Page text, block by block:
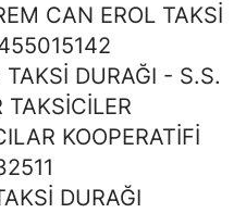
CAN EROL TAKSİ
DURAĞI - S.S.
KOOPERATİFİ
DURAĞI